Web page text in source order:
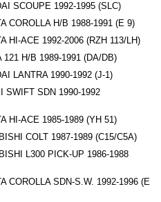
SCOUPE 1992-1995 (SLC)
COROLLA H/B 1988-1991 (E 9)
HI-ACE 1992-2006 (RZH 113/LH)
H/B 1989-1991 (DA/DB)
LANTRA 1990-1992 (J-1)
SWIFT SDN 1990-1992
HI-ACE 1985-1989 (YH 51)
COLT 1987-1989 (C15/C5A)
L300 PICK-UP 1986-1988
COROLLA SDN-S.W. 1992-1996 (E